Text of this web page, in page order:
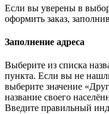
Если вы уверены в
оформить заказ,
Заполнение адреса
Выберите из списка
пункта. Если вы не
выберите значение
название своего
Введите правильный